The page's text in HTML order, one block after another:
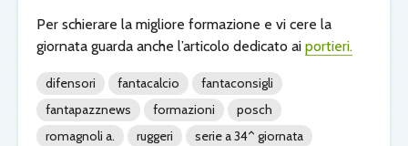
Per schierare la migliore formazione e vi cere la
giornata guarda anche l’articolo dedicato ai portieri.
difensori fantacalcio
fantaconsigli
fantapazznews
formazioni
posch
romagnoli a.
ruggeri serie a 34^ giornata